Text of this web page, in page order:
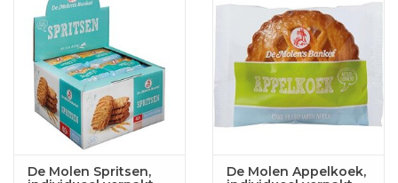
De Molen Spritsen,
De Molen Appelkoek,